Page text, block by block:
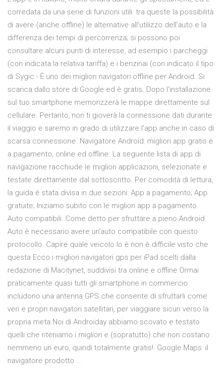
corredata da una serie di funzioni utili: tra queste la possibilità
di avere (anche offline) le alternative all’utilizzo dell’auto e la
differenza dei tempi di percorrenza; si possono poi
consultare alcuni punti di interesse, ad esempio i parcheggi
(con indicata la relativa tariffa) e i benzinai (con indicato il tipo
di Sygic - È uno dei migliori navigatori offline per Android. Si
scarica dallo store di Google ed è gratis. Dopo l'installazione
sul tuo smartphone memorizzerà le mappe direttamente sul
cellulare. Pertanto, non ti gioverà la connessione dati durante
il viaggio e saremo in grado di utilizzare l'app anche in caso di
scarsa connessione. Navigatore Android: migliori app gratis e
a pagamento, online ed offline. La seguente lista di app di
navigazione racchiude le migliori applicazioni, selezionate e
testate direttamente dal sottoscritto. Per comodità di lettura,
la guida è stata divisa in due sezioni: App a pagamento; App
gratuite; Iniziamo subito con le migliori app a pagamento.
Auto compatibili. Come detto per sfruttare a pieno Android
Auto è necessario avere un’auto compatibile con questo
protocollo. Capire quale veicolo lo è non è difficile visto che
questa Ecco i migliori navigatori gps per iPad scelti dalla
redazione di Macitynet, suddivisi tra online e offline Ormai
praticamente quasi tutti gli smartphone in commercio
includono una antenna GPS che consente di sfruttarli come
veri e propri navigatori satellitari, per viaggiare sicuri verso la
propria meta.Noi di Androiday abbiamo scovato e testato
quelli che riteniamo i migliori e (sopratutto) che non costano
nemmeno un euro, quindi totalmente gratis!. Google Maps: il
navigatore prodotto …